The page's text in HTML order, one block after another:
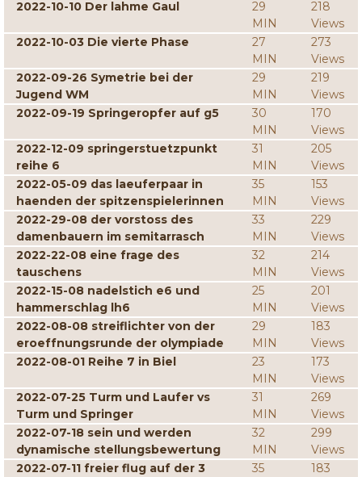
2022-10-10 Der lahme Gaul
29
MIN
218
Views
2022-10-03 Die vierte Phase
27
MIN
273
Views
2022-09-26 Symetrie bei der
Jugend WM
29
MIN
219
Views
2022-09-19 Springeropfer auf g5
30
MIN
170
Views
2022-12-09 springerstuetzpunkt
reihe 6
31
MIN
205
Views
2022-05-09 das laeuferpaar in
haenden der spitzenspielerinnen
35
MIN
153
Views
2022-29-08 der vorstoss des
damenbauern im semitarrasch
33
MIN
229
Views
2022-22-08 eine frage des
tauschens
32
MIN
214
Views
2022-15-08 nadelstich e6 und
hammerschlag lh6
25
MIN
201
Views
2022-08-08 streiflichter von der
eroeffnungsrunde der olympiade
29
MIN
183
Views
2022-08-01 Reihe 7 in Biel
23
MIN
173
Views
2022-07-25 Turm und Laufer vs
Turm und Springer
31
MIN
269
Views
2022-07-18 sein und werden
dynamische stellungsbewertung
32
MIN
299
Views
2022-07-11 freier flug auf der 3
35
183